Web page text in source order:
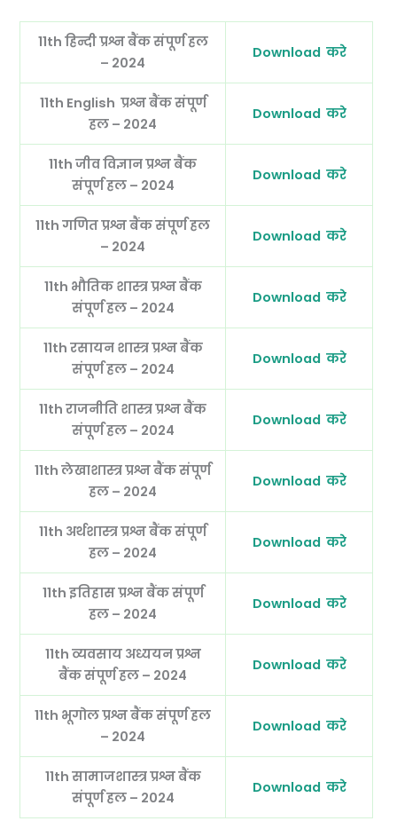
11th हिन्दीप्रश्न बैंक संपूर्ण हल
– 2024
Download करे
11th English प्रश्न बैंक संपूर्ण
हल – 2024
Download करे
11th जीव विज्ञानप्रश्न बैंक
संपूर्ण हल – 2024
Download करे
11th गणितप्रश्न बैंक संपूर्ण हल
– 2024
Download करे
11th भौतिक शास्त्रप्रश्न बैंक
संपूर्ण हल – 2024
Download करे
11th रसायन शास्त्रप्रश्न बैंक
संपूर्ण हल – 2024
Download करे
11th राजनीति शास्त्रप्रश्न बैंक
संपूर्ण हल – 2024
Download करे
11th लेखाशास्त्रप्रश्न बैंक संपूर्ण
हल – 2024
Download करे
11th अर्थशास्त्रप्रश्न बैंक संपूर्ण
हल – 2024
Download करे
11th इतिहासप्रश्न बैंक संपूर्ण
हल – 2024
Download करे
11th व्यवसाय अध्ययनप्रश्न
बैंक संपूर्ण हल – 2024
Download करे
11th भूगोलप्रश्न बैंक संपूर्ण हल
– 2024
Download करे
11th सामाजशास्त्र प्रश्न बैंक
संपूर्ण हल – 2024
Download करे